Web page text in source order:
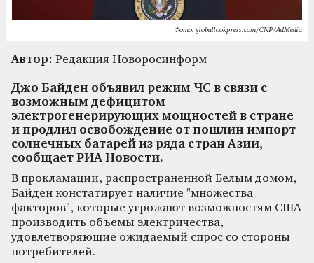
Фото: globallookpress.com/CNP/AdMedia
Автор: Редакция Новоросинформ
Джо Байден объявил режим ЧС в связи с
возможным дефицитом
электрогенерирующих мощностей в стране
и продлил освобождение от пошлин импорт
солнечных батарей из ряда стран Азии,
сообщает РИА Новости.
В прокламации, распространенной Белым домом,
Байден констатирует наличие "множества
факторов", которые угрожают возможностям США
производить объемы электричества,
удовлетворяющие ожидаемый спрос со стороны
потребителей.